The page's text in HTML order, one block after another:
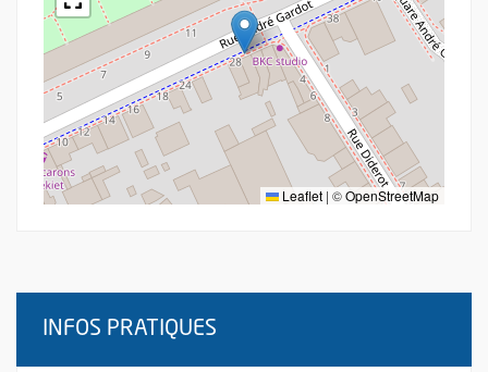
Leaflet | ©OpenStreetMap
INFOS PRATIQUES